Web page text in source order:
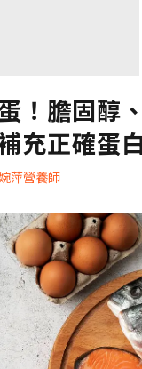
！膽固醇
充正確蛋
萍營養師